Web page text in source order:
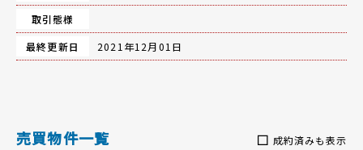
取引態様
最終更新日
2021年12月01日
売買物件一覧 成約済みも表示